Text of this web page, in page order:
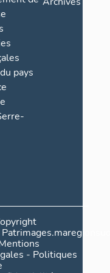
pays
- Politiques